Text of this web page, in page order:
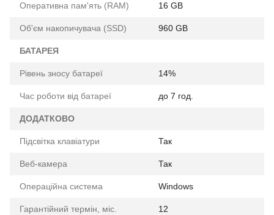
Оперативна пам'ять (RAM) 16 GB
Об'єм накопичувача (SSD) 960 GB
БАТАРЕЯ
Рівень зносу батареї 14%
Час роботи від батареї до 7 год.
ДОДАТКОВО
Підсвітка клавіатури Так
Веб-камера Так
Операційна система Windows
Гарантійний термін, міс. 12